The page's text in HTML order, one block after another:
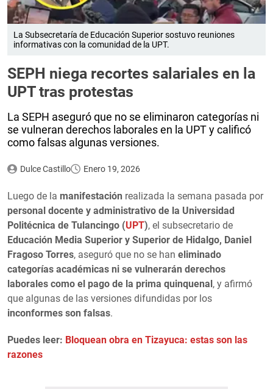
La Subsecretaría de Educación Superior sostuvo reuniones
informativas con la comunidad de la UPT.
SEPH niega recortes salariales en la
UPT tras protestas
La SEPH aseguró que no se eliminaron categorías ni
se vulneran derechos laborales en la UPT y calificó
como falsas algunas versiones.
Dulce Castillo Enero 19, 2026
Luego de la manifestación realizada la semana pasada por
personal docente y administrativo de la Universidad
Politécnica de Tulancingo (UPT), el subsecretario de
Educación Media Superior y Superior de Hidalgo, Daniel
Fragoso Torres, aseguró que no se han eliminado
categorías académicas ni se vulnerarán derechos
laborales como el pago de la prima quinquenal, y afirmó
que algunas de las versiones difundidas por los
inconformes son falsas.
Puedes leer: Bloquean obra en Tizayuca: estas son las
razones